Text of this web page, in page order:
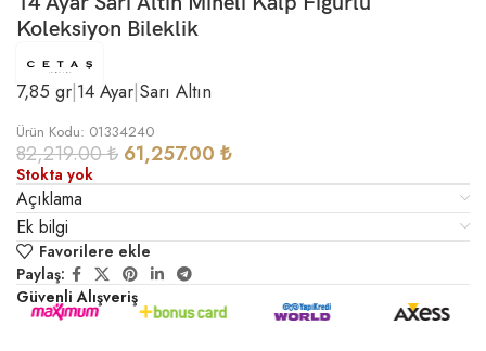
Koleksiyon Bileklik
7,85 gr|14 Ayar|Sarı Altın
Ürün Kodu: 01334240
82,219.00₺ 61,257.00 ₺
Stokta yok
Açıklama
Ek bilgi
Favorilere ekle
Paylaş:
Güvenli Alışveriş